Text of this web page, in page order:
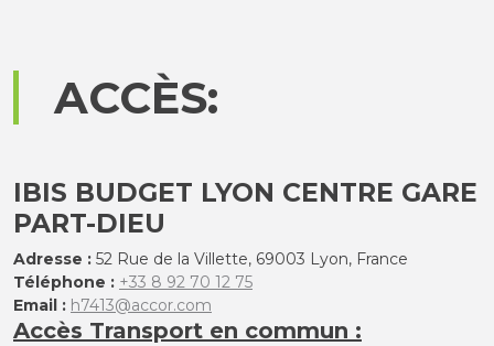
ACCÈS:
IBIS BUDGET LYON CENTRE GARE
PART-DIEU
Adresse : 52 Rue de la Villette, 69003 Lyon, France
Téléphone : +33 8 92 70 12 75
Email : h7413@accor.com
Accès Transport en commun :